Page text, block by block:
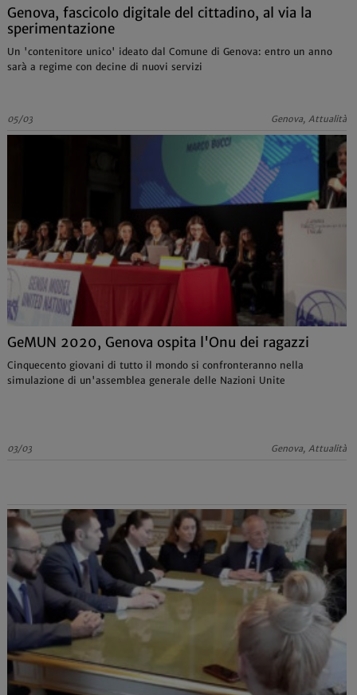
Genova, fascicolo digitale del cittadino, al via la
sperimentazione
Un 'contenitore unico' ideato dal Comune di Genova: entro un anno
sarà a regime con decine di nuovi servizi
05/03 Genova, Attualità
GeMUN 2020, Genova ospita l'Onu dei ragazzi
Cinquecento giovani di tutto il mondo si confronteranno nella
simulazione di un'assemblea generale delle Nazioni Unite
03/03 Genova, Attualità